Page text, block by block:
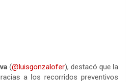
(@luisgonzalofer), destacó que la
a los recorridos preventivos